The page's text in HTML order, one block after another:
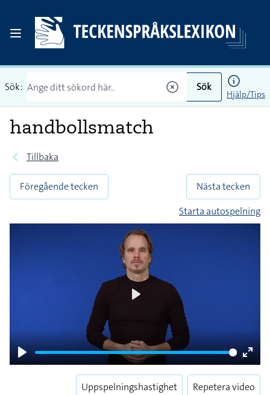
Sök: Sök
Hjälp/Tips
handbollsmatch
Tillbaka
Föregående tecken
Nästa tecken
Starta autospelning
Play
Enter
Uppspelningshastighet Repetera video